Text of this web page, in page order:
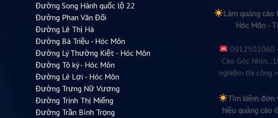
Đường Song Hành quốc lộ 22
Đường Phan Văn Đối
Đường Lê Thị Hà
Đường Bà Triệu - Hóc Môn
Đường Lý Thường Kiệt - Hóc Môn
Đường Tô ký - Hóc Môn
Đường Lê Lợi - Hóc Môn
Đường Trưng Nữ Vương
Đường Trịnh Thị Miếng
Đường Trần Bình Trọng
Làm quảng cáo
Hóc Môn -
0912502060
Cáo Góc
nghiệm thi công
Tìm kiếm đơn
hiệu quảng cáo